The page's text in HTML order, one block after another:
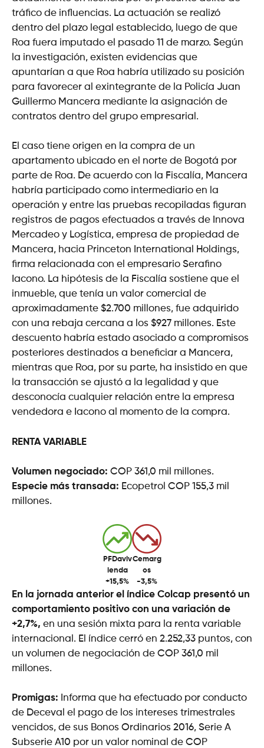
tráfico de influencias. La actuación se realizó
dentro del plazo legal establecido, luego de que
Roa fuera imputado el pasado 11 de marzo. Según
la investigación, existen evidencias que
apuntarían a que Roa habría utilizado su posición
para favorecer al exintegrante de la Policía Juan
Guillermo Mancera mediante la asignación de
contratos dentro del grupo empresarial.
El caso tiene origen en la compra de un
apartamento ubicado en el norte de Bogotá por
parte de Roa. De acuerdo con la Fiscalía, Mancera
habría participado como intermediario en la
operación y entre las pruebas recopiladas figuran
registros de pagos efectuados a través de Innova
Mercadeo y Logística, empresa de propiedad de
Mancera, hacia Princeton International Holdings,
firma relacionada con el empresario Serafino
Iacono. La hipótesis de la Fiscalía sostiene que el
inmueble, que tenía un valor comercial de
aproximadamente $2.700 millones, fue adquirido
con una rebaja cercana a los $927 millones. Este
descuento habría estado asociado a compromisos
posteriores destinados a beneficiar a Mancera,
mientras que Roa, por su parte, ha insistido en que
la transacción se ajustó a la legalidad y que
desconocía cualquier relación entre la empresa
vendedora e Iacono al momento de la compra.
RENTA VARIABLE
Volumen negociado: COP 361,0 mil millones.
Especie más transada: Ecopetrol COP 155,3 mil
millones.
PFDaviv
ienda
+15,5%
Cemarg
os
-3,5%
En la jornada anterior el índice Colcap presentó un
comportamiento positivo con una variación de
+2,7%, en una sesión mixta para la renta variable
internacional. El índice cerró en 2.252,33 puntos, con
un volumen de negociación de COP 361,0 mil
millones.
Promigas: Informa que ha efectuado por conducto
de Deceval el pago de los intereses trimestrales
vencidos, de sus Bonos Ordinarios 2016, Serie A
Subserie A10 por un valor nominal de COP